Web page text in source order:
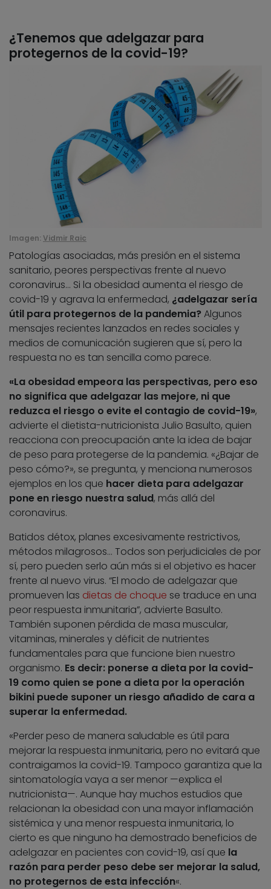
¿Tenemos que adelgazar para
protegernos de la covid-19?
Imagen: Vidmir Raic
Patologías asociadas, más presión en el sistema
sanitario, peores perspectivas frente al nuevo
coronavirus… Si la obesidad aumenta el riesgo de
covid-19 y agrava la enfermedad, ¿adelgazar sería
útil para protegernos de la pandemia? Algunos
mensajes recientes lanzados en redes sociales y
medios de comunicación sugieren que sí, pero la
respuesta no es tan sencilla como parece.
«La obesidad empeora las perspectivas, pero eso
no significa que adelgazar las mejore, ni que
reduzca el riesgo o evite el contagio de covid-19»,
advierte el dietista-nutricionista Julio Basulto, quien
reacciona con preocupación ante la idea de bajar
de peso para protegerse de la pandemia. «¿Bajar de
peso cómo?», se pregunta, y menciona numerosos
ejemplos en los que hacer dieta para adelgazar
pone en riesgo nuestra salud, más allá del
coronavirus.
Batidos détox, planes excesivamente restrictivos,
métodos milagrosos… Todos son perjudiciales de por
sí, pero pueden serlo aún más si el objetivo es hacer
frente al nuevo virus. “El modo de adelgazar que
promueven las dietas de choque se traduce en una
peor respuesta inmunitaria”, advierte Basulto.
También suponen pérdida de masa muscular,
vitaminas, minerales y déficit de nutrientes
fundamentales para que funcione bien nuestro
organismo. Es decir: ponerse a dieta por la covid-
19 como quien se pone a dieta por la operación
bikini puede suponer un riesgo añadido de cara a
superar la enfermedad.
«Perder peso de manera saludable es útil para
mejorar la respuesta inmunitaria, pero no evitará que
contraigamos la covid-19. Tampoco garantiza que la
sintomatología vaya a ser menor —explica el
nutricionista—. Aunque hay muchos estudios que
relacionan la obesidad con una mayor inflamación
sistémica y una menor respuesta inmunitaria, lo
cierto es que ninguno ha demostrado beneficios de
adelgazar en pacientes con covid-19, así que la
razón para perder peso debe ser mejorar la salud,
no protegernos de esta infección«.